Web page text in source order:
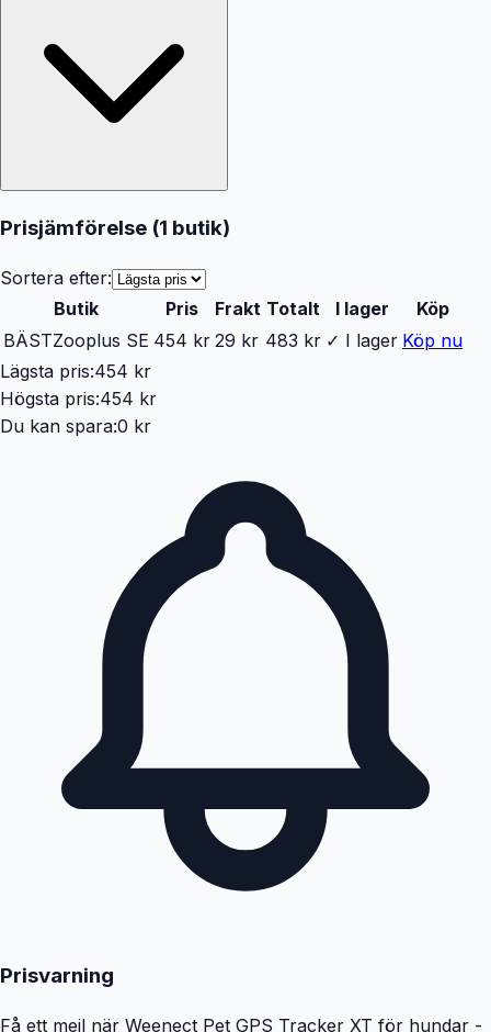
Prisjämförelse (1 butik)
Sortera efter:
Butik
Pris Frakt Totalt I lager
Köp
BÄSTZooplus SE 454 kr 29 kr 483 kr ✓ I lager Köp nu
Lägsta pris:454 kr
Högsta pris:454 kr
Du kan spara:0 kr
Prisvarning
Få ett mejl när Weenect Pet GPS Tracker XT för hundar -